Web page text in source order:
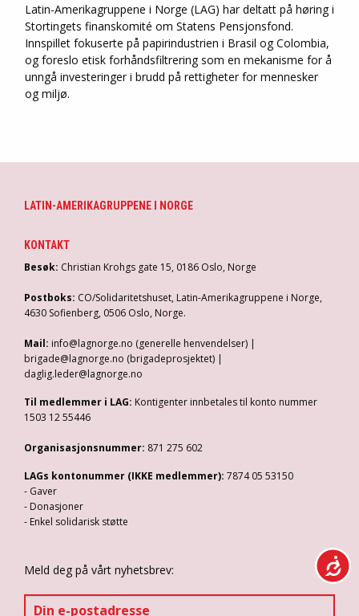
Latin-Amerikagruppene i Norge (LAG) har deltatt på høring i
Stortingets finanskomité om Statens Pensjonsfond.
Innspillet fokuserte på papirindustrien i Brasil og Colombia,
og foreslo etisk forhåndsfiltrering som en mekanisme for å
unngå investeringer i brudd på rettigheter for mennesker
og miljø.
LATIN-AMERIKAGRUPPENE I NORGE
KONTAKT
Besøk: Christian Krohgs gate 15, 0186 Oslo, Norge
Postboks: CO/Solidaritetshuset, Latin-Amerikagruppene i Norge,
4630 Sofienberg, 0506 Oslo, Norge.
Mail: info@lagnorge.no (generelle henvendelser) |
brigade@lagnorge.no (brigadeprosjektet) |
daglig.leder@lagnorge.no
Til medlemmer i LAG: Kontigenter innbetales til konto nummer
1503 12 55446
Organisasjonsnummer: 871 275 602
LAGs kontonummer (IKKE medlemmer): 7874 05 53150
- Gaver
- Donasjoner
- Enkel solidarisk støtte
Meld deg på vårt nyhetsbrev: